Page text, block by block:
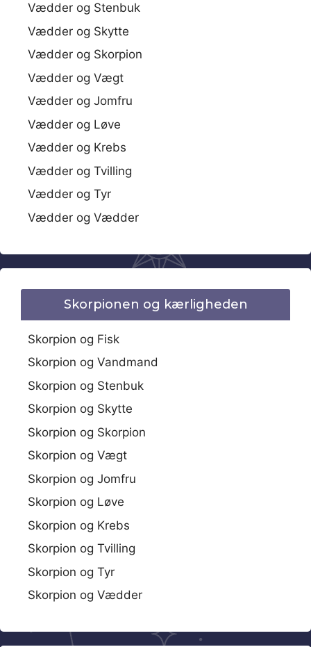
Vædder og Stenbuk
Vædder og Skytte
Vædder og Skorpion
Vædder og Vægt
Vædder og Jomfru
Vædder og Løve
Vædder og Krebs
Vædder og Tvilling
Vædder og Tyr
Vædder og Vædder
Skorpionen og kærligheden
Skorpion og Fisk
Skorpion og Vandmand
Skorpion og Stenbuk
Skorpion og Skytte
Skorpion og Skorpion
Skorpion og Vægt
Skorpion og Jomfru
Skorpion og Løve
Skorpion og Krebs
Skorpion og Tvilling
Skorpion og Tyr
Skorpion og Vædder